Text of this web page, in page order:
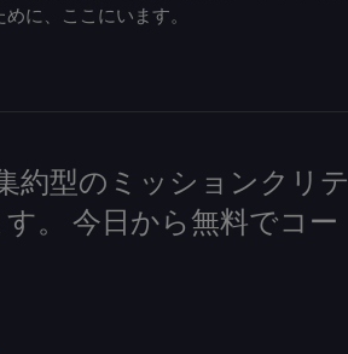
に、ここにいます。
約型のミッションクリテ
。 今日から無料でコー